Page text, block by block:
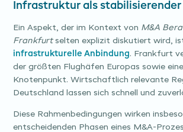
Infrastruktur als stabilisierender
Ein Aspekt, der im Kontext von M&A
Frankfurtselten explizit diskutiert wird,
infrastrukturelle Anbindung. Frankfurt
der größten Flughäfen Europas sowie
Knotenpunkt. Wirtschaftlich relevante
Deutschland lassen sich schnell und
Diese Rahmenbedingungen wirken
entscheidenden Phasen eines M&A-